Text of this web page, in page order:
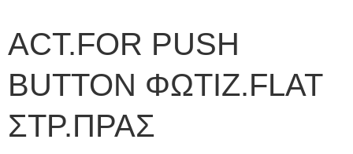
ACT.FOR PUSH
BUTTON ΦΩΤΙΖ.FLAT
ΣΤΡ.ΠΡΑΣ